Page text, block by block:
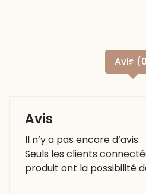
Avis
Avis
Il n’y a pas encore d’avis.
Seuls les clients
produit ont la possibilité